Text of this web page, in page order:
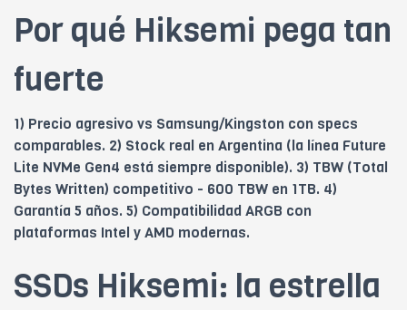
Por qué Hiksemi pega tan
fuerte
1) Precio agresivo vs Samsung/Kingston con specs
comparables. 2) Stock real en Argentina (la línea Future
Lite NVMe Gen4 está siempre disponible). 3) TBW (Total
Bytes Written) competitivo - 600 TBW en 1TB. 4)
Garantía 5 años. 5) Compatibilidad ARGB con
plataformas Intel y AMD modernas.
SSDs Hiksemi: la estrella